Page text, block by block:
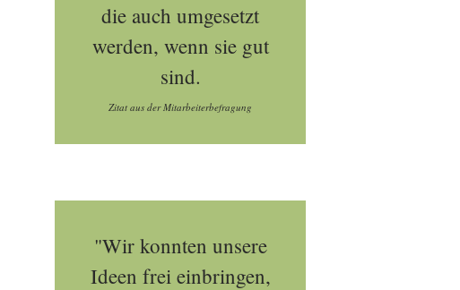
die auch umgesetzt
werden, wenn sie gut
sind.
Zitat aus der Mitarbeiterbefragung
"Wir konnten unsere
Ideen frei einbringen,